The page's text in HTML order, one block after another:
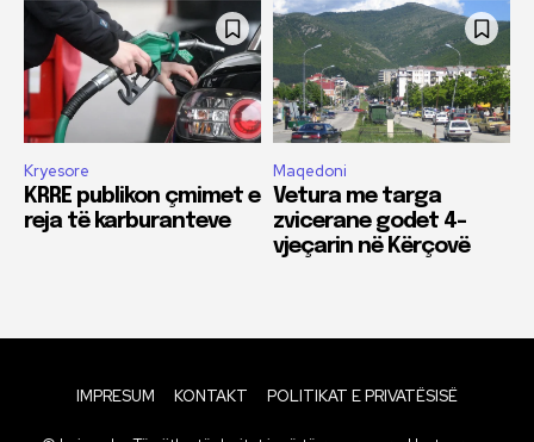
Kryesore
KRRE publikon çmimet e
reja të karburanteve
Maqedoni
Vetura me targa
zvicerane godet 4-
vjeçarin në Kërçovë
IMPRESUM KONTAKT POLITIKAT E PRIVATËSISË